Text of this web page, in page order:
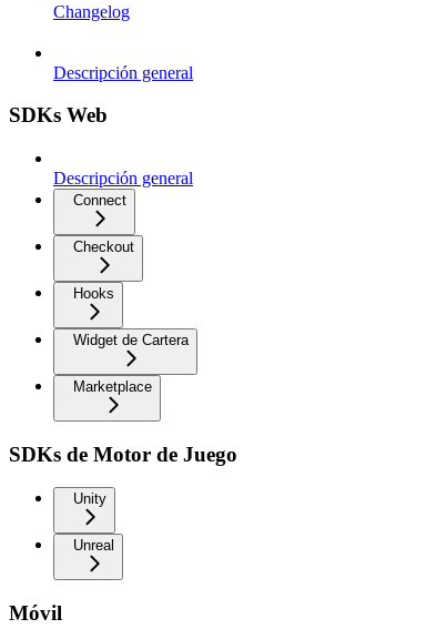
Changelog
Descripción general
SDKs Web
Descripción general
Connect
Checkout
Hooks
Widget de Cartera
Marketplace
SDKs de Motor de Juego
Unity
Unreal
Móvil